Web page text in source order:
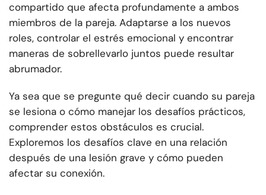
compartido que afecta profundamente a ambos
miembros de la pareja. Adaptarse a los nuevos
roles, controlar el estrés emocional y encontrar
maneras de sobrellevarlo juntos puede resultar
abrumador.
Ya sea que se pregunte qué decir cuando su pareja
se lesiona o cómo manejar los desafíos prácticos,
comprender estos obstáculos es crucial.
Exploremos los desafíos clave en una relación
después de una lesión grave y cómo pueden
afectar su conexión.